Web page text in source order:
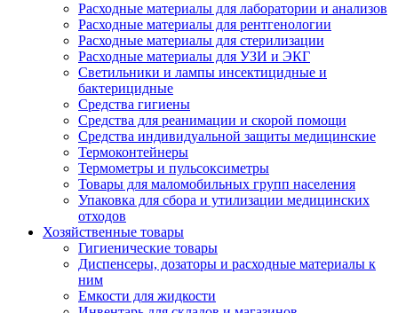
Расходные материалы для лаборатории и анализов
Расходные материалы для рентгенологии
Расходные материалы для стерилизации
Расходные материалы для УЗИ и ЭКГ
Светильники и лампы инсектицидные и
бактерицидные
Средства гигиены
Средства для реанимации и скорой помощи
Средства индивидуальной защиты медицинские
Термоконтейнеры
Термометры и пульсоксиметры
Товары для маломобильных групп населения
Упаковка для сбора и утилизации медицинских
отходов
Хозяйственные товары
Гигиенические товары
Диспенсеры, дозаторы и расходные материалы к
ним
Емкости для жидкости